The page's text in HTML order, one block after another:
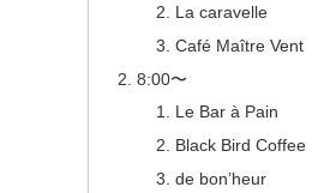
La caravelle
Café Maître Vent
8:00〜
Le Bar à Pain
Black Bird Coffee
de bon’heur